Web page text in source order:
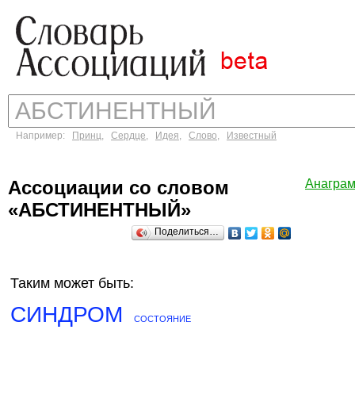
Например: Принц, Сердце, Идея, Слово, Известный
Ассоциации со словом
«АБСТИНЕНТНЫЙ»
Поделиться…
Таким может быть:
СИНДРОМ СОСТОЯНИЕ